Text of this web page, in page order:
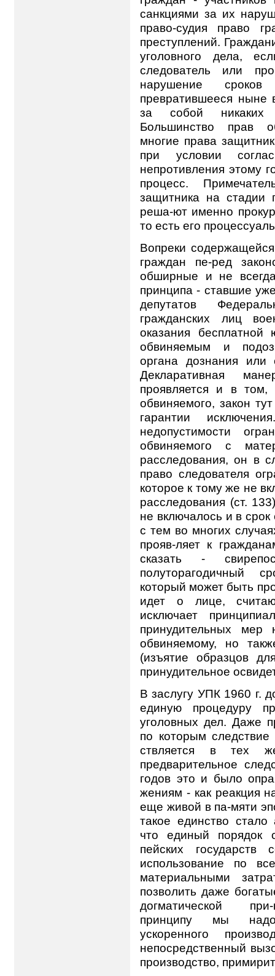
санкциями за их
право-судия право
преступлений.
уголовного дела,
следователь или
нарушение сроков
превратившееся ныне
за собой никаких
Большинство прав
многие права
при условии
непротивления этому
процесс.
защитника на стадии
реша-ют именно
то есть его
Вопреки
граждан пе-ред
обширные и не
принципа - ставшие
депутатов
гражданских лиц
оказания
обвиняемым и
органа дознания
Декларативная
проявляется и в том,
обвиняемого, закон
гарантии
недопустимости
обвиняемого с
расследования, он в
право следователя
которое к тому же не
расследования (ст.
не включалось и в
с тем во многих
прояв-ляет к
сказать -
полуторагодичный
который может быть
идет о лице,
исключает
принудительных
обвиняемому, но
(изъятие образцов
принудительное
В заслугу УПК 1960 г.
единую процедуру
уголовных дел. Даже
по которым
ствляется в тех
предварительное
годов это и было
жениям - как реакция
еще живой в па-мяти
такое единство
что единый порядок
пейских
использование по
материальными
позволить даже
догматической
принципу мы
ускоренного
непосредственный
производство,